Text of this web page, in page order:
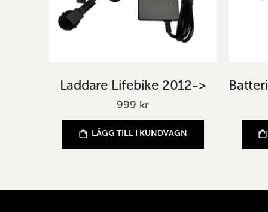
Laddare Lifebike 2012->
999 kr
LÄGG TILL I KUNDVAGN